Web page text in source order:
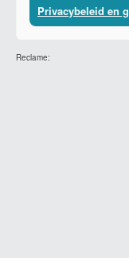
Privacybeleid en
Reclame: